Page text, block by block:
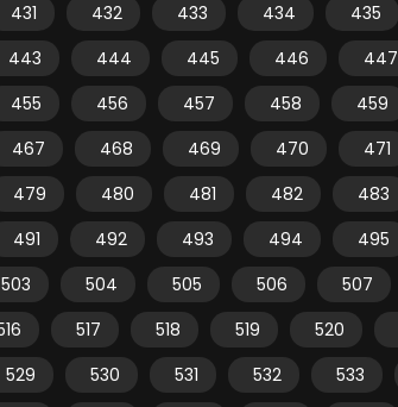
431
432 433 434 435
443
444 445 446 447
455
456 457 458 459
467
468 469 470 471
479
480 481 482 483
491
492 493 494 495
503
504 505 506 507
517 518 519 520
529
530 531 532 533